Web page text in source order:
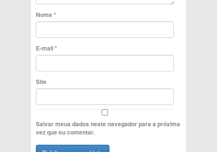
Nome*
E-mail*
Site
Salvar meus dados neste navegador para a próxima
vez que eu comentar.